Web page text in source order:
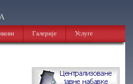
Галерије Услуге